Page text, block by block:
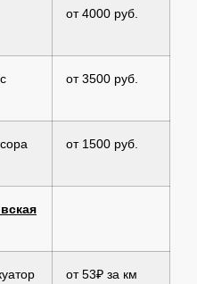
от 4000 руб.
от 3500 руб.
от 1500 руб.
от 53₽ за км